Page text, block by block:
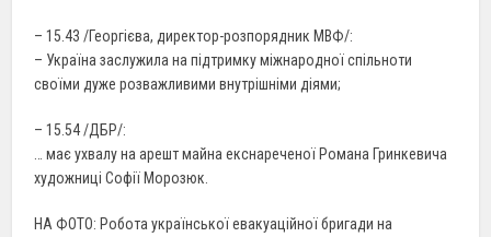
– 15.43 /Георгієва, директор-розпорядник МВФ/:
– Україна заслужила на підтримку міжнародної спільноти
своїми дуже розважливими внутрішніми діями;
– 15.54 /ДБР/:
… має ухвалу на арешт майна екснареченої Романа Гринкевича
художниці Софії Морозюк.
НА ФОТО: Робота української евакуаційної бригади на